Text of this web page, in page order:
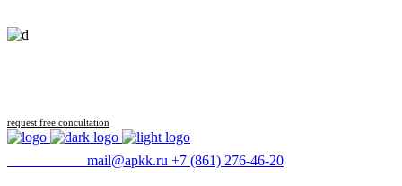
request free concultation
mail@apkk.ru +7 (861) 276-46-20